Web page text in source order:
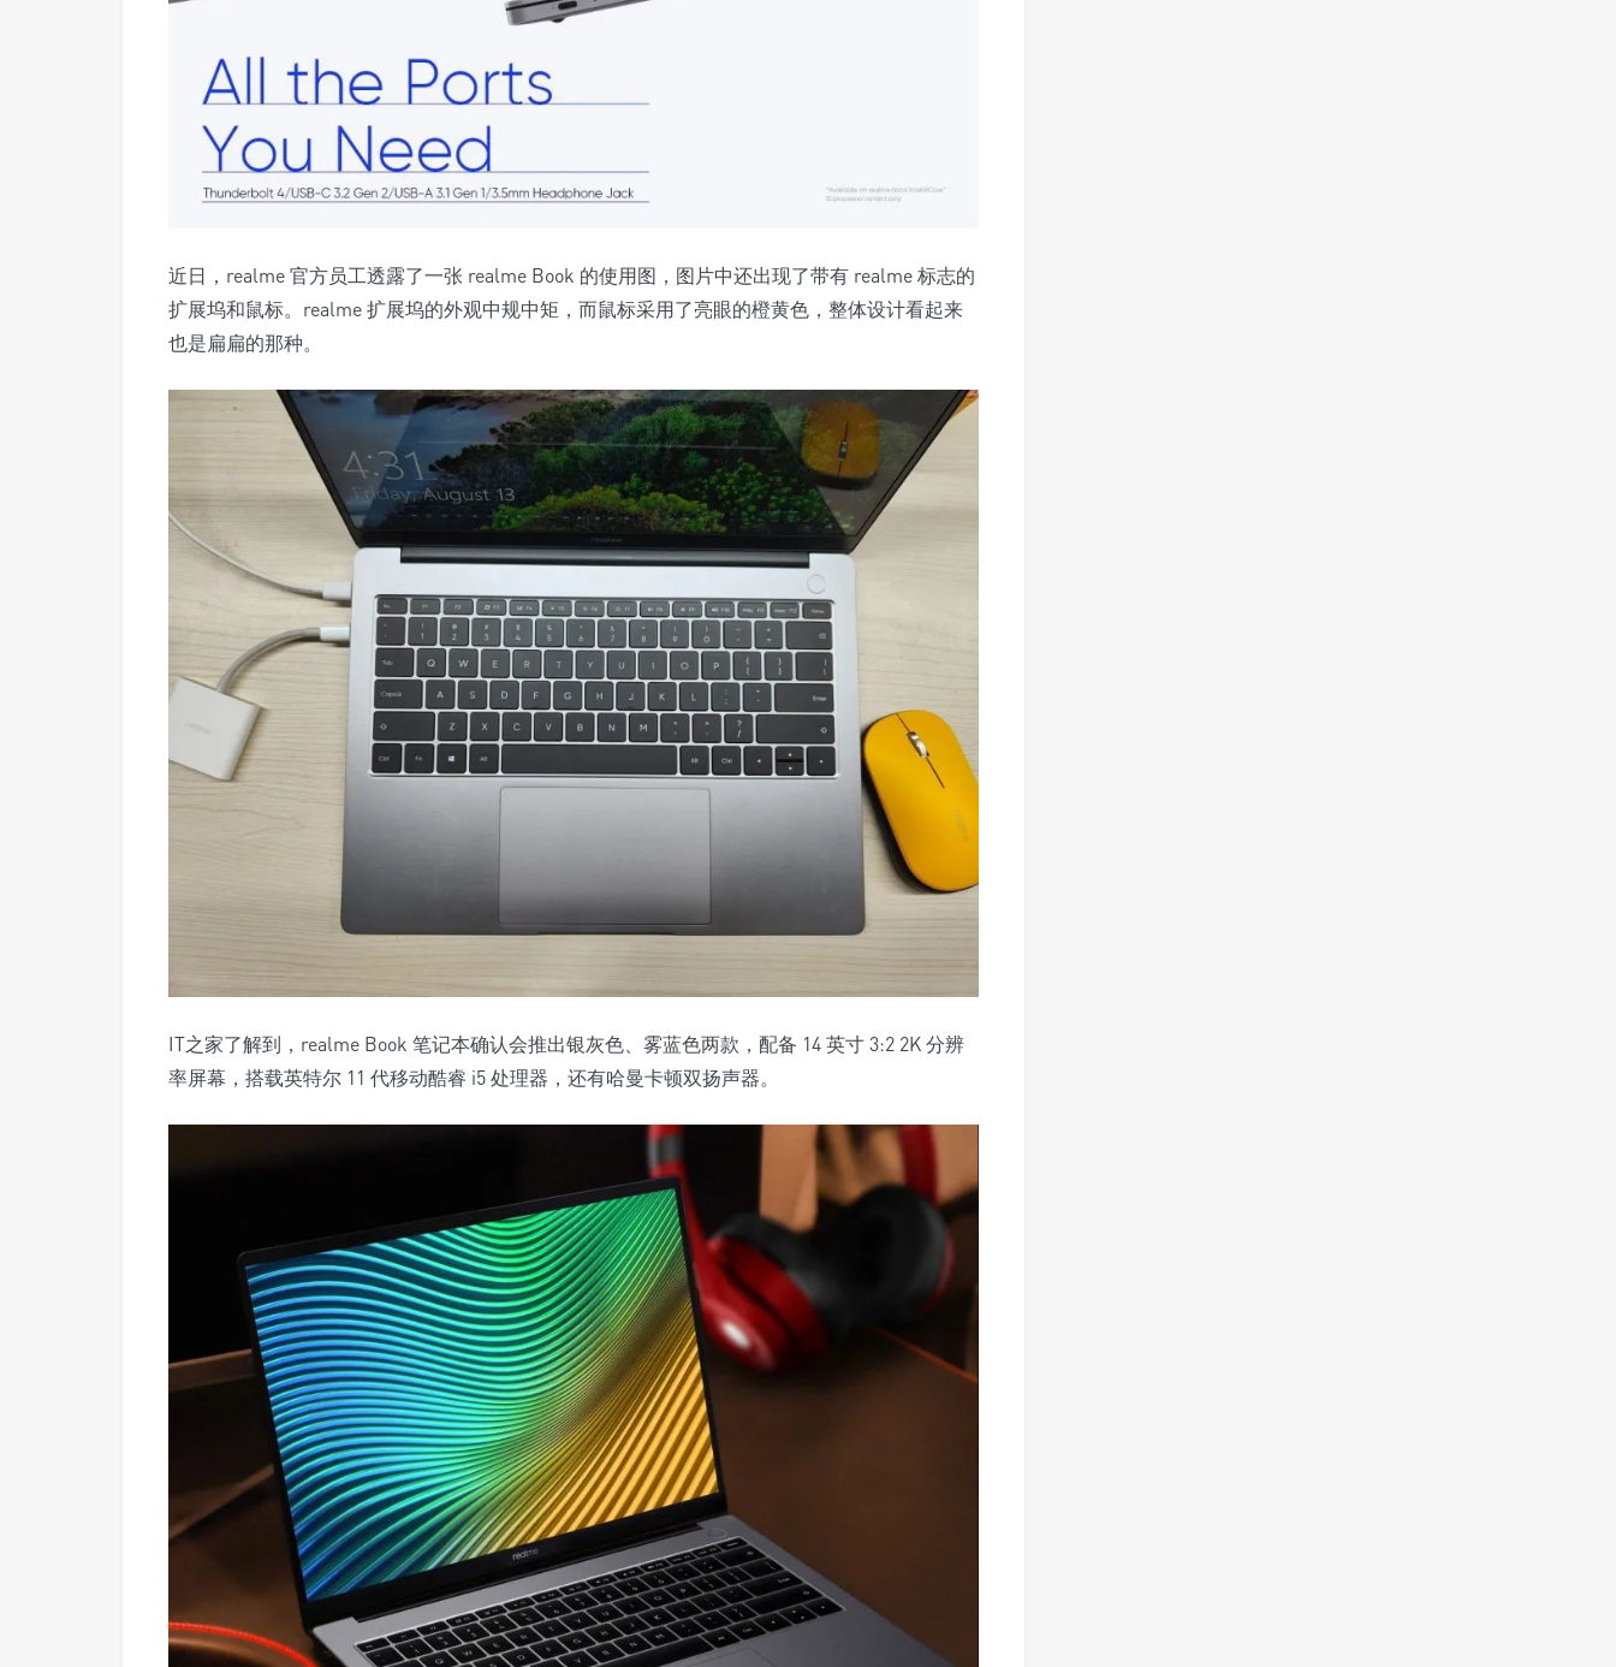
近日，realme 官方员工透露了一张 realme Book 的使用图，图片中还出现了带有 realme 标志的
扩展坞和鼠标。realme 扩展坞的外观中规中矩，而鼠标采用了亮眼的橙黄色，整体设计看起来
也是扁扁的那种。
IT之家了解到，realme Book 笔记本确认会推出银灰色、雾蓝色两款，配备 14 英寸 3:2 2K 分辨
率屏幕，搭载英特尔 11 代移动酷睿 i5 处理器，还有哈曼卡顿双扬声器。